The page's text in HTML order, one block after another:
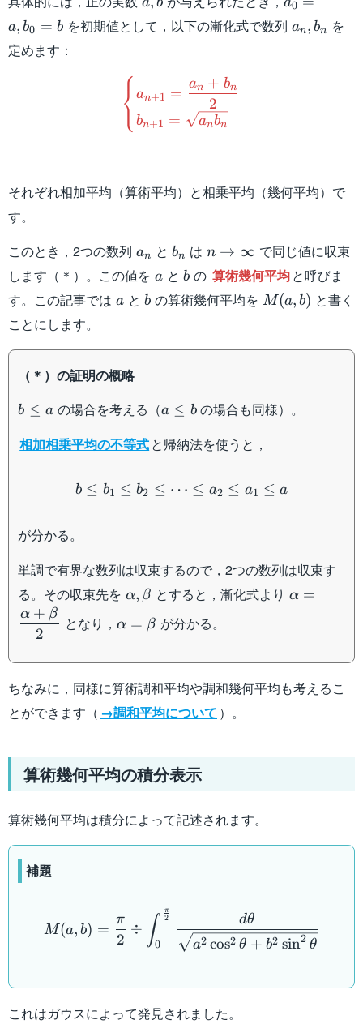
0
a, b0 = bを初期値として，以下の漸化式で数列 a_n,b_n
an, bn
を
定めます：
⎩
⎨⎧ an+1 =
2
an + bn
bn+1 = anbn
それぞれ相加平均（算術平均）と相乗平均（幾何平均）で
す。
このとき，2つの数列 a_n
an とb_n
bn はn\to\infty
n → ∞ で同じ値に収束
します（＊）。この値を a
aとb
b の 算術幾何平均と呼びま
す。この記事では a
aとb
b の算術幾何平均をM(a,b)
M(a, b) と書く
ことにします。
（＊）の証明の概略
b\leq
b ≤ aの場合を考える（a\leq
a ≤ bの場合も同様）。
相加相乗平均の不等式と帰納法を使うと，
b ≤ b1 ≤ b2 ≤ ⋯ ≤ a2 ≤ a1 ≤ a
が分かる。
単調で有界な数列は収束するので，2つの数列は収束す
る。その収束先を \alpha,\beta
α, β とすると，漸化式より α =
2
α + β
となり， \alpha=\beta
α = β が分かる。
ちなみに，同様に算術調和平均や調和幾何平均も考えるこ
とができます（ →調和平均について ）。
算術幾何平均の積分表示
算術幾何平均は積分によって記述されます。
補題
M(a, b) =
2
π
÷ ∫0
2
π
a2 cos2 θ + b2 sin2 θ
dθ
これはガウスによって発見されました。